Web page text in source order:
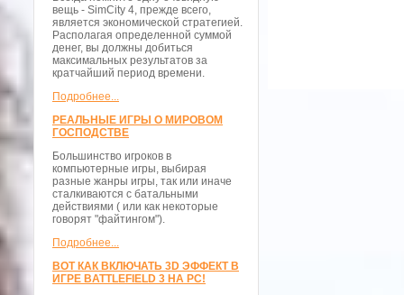
вещь - SimCity 4, прежде всего,
является экономической стратегией.
Располагая определенной суммой
денег, вы должны добиться
максимальных результатов за
кратчайший период времени.
Подробнее...
РЕАЛЬНЫЕ ИГРЫ О МИРОВОМ
ГОСПОДСТВЕ
Большинство игроков в
компьютерные игры, выбирая
разные жанры игры, так или иначе
сталкиваются с батальными
действиями ( или как некоторые
говорят "файтингом").
Подробнее...
ВОТ КАК ВКЛЮЧАТЬ 3D ЭФФЕКТ В
ИГРЕ BATTLEFIELD 3 НА PC!